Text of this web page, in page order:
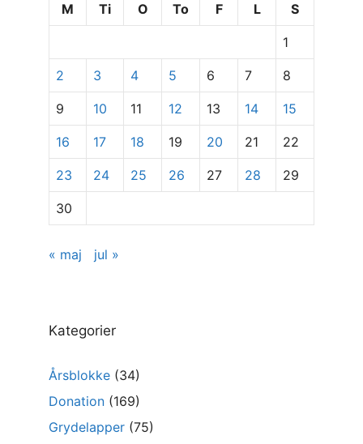
specifikke
M
Ti O To F L S
1
2 3 4 5 6 7 8
9 10 11 12 13 14 15
16 17 18 19 20 21 22
23 24 25 26 27 28 29
30
« maj jul »
Kategorier
Årsblokke (34)
Donation (169)
Grydelapper (75)